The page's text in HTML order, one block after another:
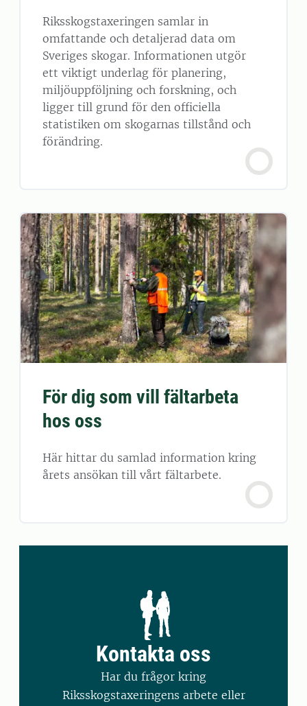
Riksskogstaxeringen samlar in
omfattande och detaljerad data om
Sveriges skogar. Informationen utgör
ett viktigt underlag för planering,
miljöuppföljning och forskning, och
ligger till grund för den officiella
statistiken om skogarnas tillstånd och
förändring.
För dig som vill fältarbeta
hos oss
Här hittar du samlad information kring
årets ansökan till vårt fältarbete.
Kontakta oss
Har du frågor kring
Riksskogstaxeringens arbete eller